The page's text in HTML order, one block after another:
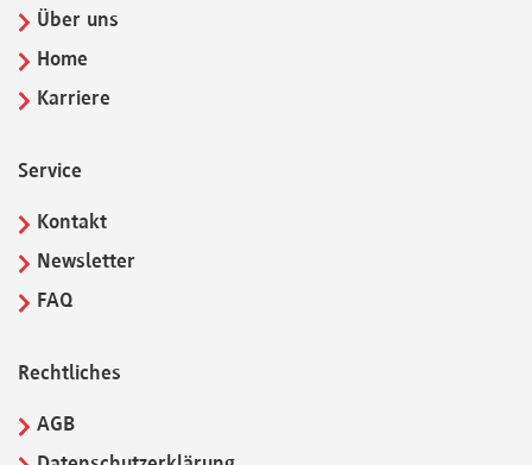
Über uns
Home
Karriere
Service
Kontakt
Newsletter
FAQ
Rechtliches
AGB